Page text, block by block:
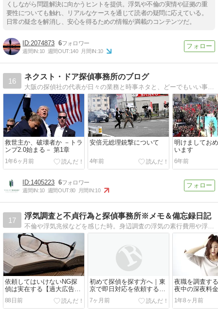
くしながら問題解決に向かうヒントを提供。浮気や不倫の実情や証拠の重
要性についても触れ、リアルなケースを通じて読者の疑問に応えている。
日常の疑念を解消し、安心を得るための情報が満載のコンテンツだ。
2074873 6
週間IN:10 週間OUT:140 月間IN:10
16
ネクスト・ドア探偵事務所のブログ
救世主か、破壊者か －トラ
ンプ2.0始まる－ 第1章
1年6ヶ月前
安倍元総理銃撃について
4年前
明けましてお
います
6年前
1405223 6
週間IN:10 週間OUT:80 月間IN:10
17
浮気調査と不貞行為と探偵事務所※メモ＆備忘録日記
不倫や浮気兆候などを感じた時。身辺調査の浮気の素行費用や浮気問題について。探偵事務所の依頼するとき、事前に知っておきたい大切なポイント。調べたことをメモ代わりにここに書きとめます。
依頼してはいけないNG探
偵は実在する【過大広告や
格安料金には注意】
88日前
初めて探偵を探す方へ｜東
京で即日対応を依頼する前
7ヶ月前
夜職を調査す
夜中の深夜料
1年8ヶ月前